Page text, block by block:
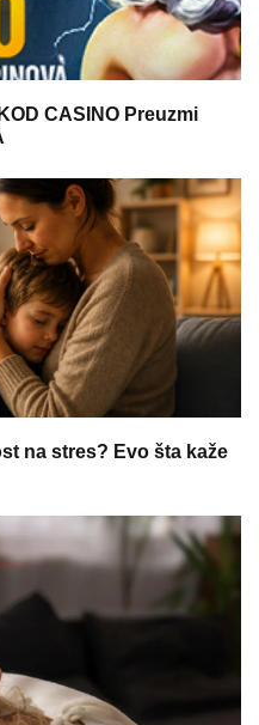
CASINO Preuzmi
na stres? Evo šta kaže